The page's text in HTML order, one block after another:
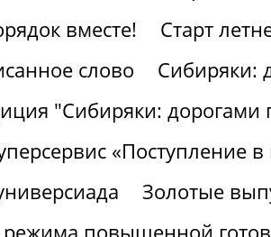
вместе!
Старт
слово
Сибиряки:
"Сибиряки: дорогами
«Поступление
Золотые
повышенной